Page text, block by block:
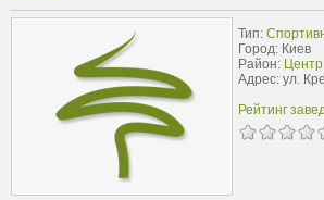
Тип:
Город: Киев
Район: Центр
Адрес: ул.
Рейтинг